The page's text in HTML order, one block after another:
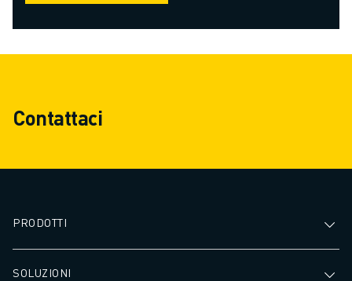
Contattaci
PRODOTTI
SOLUZIONI